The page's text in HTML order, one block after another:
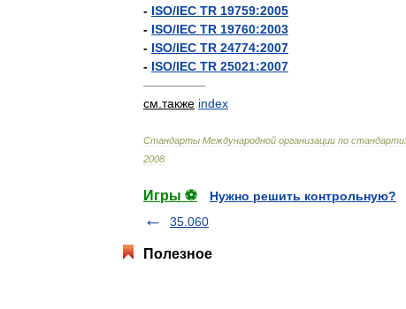
- ISO/IEC TR 19759:2005
- ISO/IEC TR 19760:2003
- ISO/IEC TR 24774:2007
- ISO/IEC TR 25021:2007
—————
см также index
Стандарты Международной организации по
2008
Игры ⚽
Нужно решить контрольную?
35.060
Полезное